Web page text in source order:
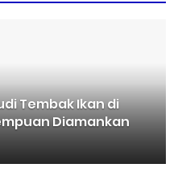
Tembak Ikan di
Diamankan